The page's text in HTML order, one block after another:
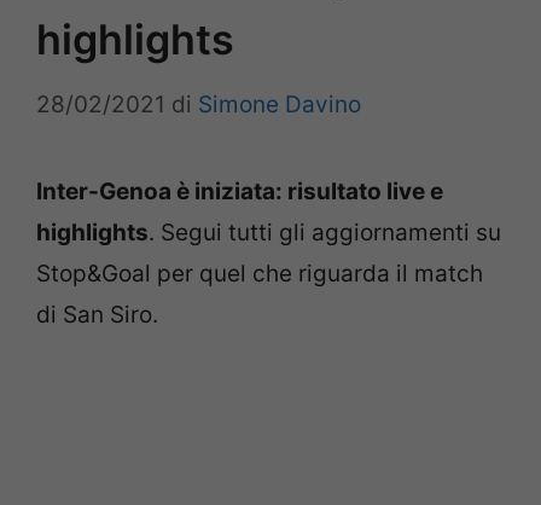
highlights
28/02/2021 di Simone Davino
Inter-Genoa è iniziata: risultato live e
highlights. Segui tutti gli aggiornamenti su
Stop&Goal per quel che riguarda il match
di San Siro.